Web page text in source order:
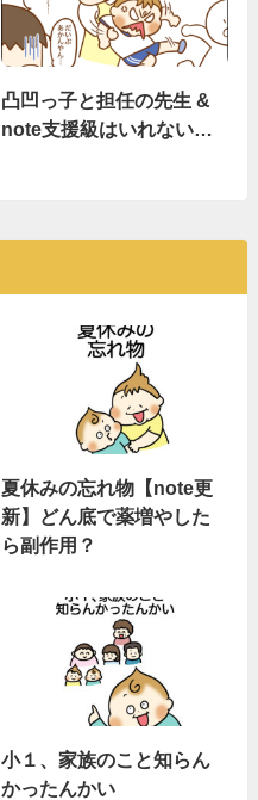
凸凹っ子と担任の先生 &
note支援級はいれない…
夏休みの忘れ物【note更
新】どん底で薬増やした
ら副作用？
小１、家族のこと知らん
かったんかい